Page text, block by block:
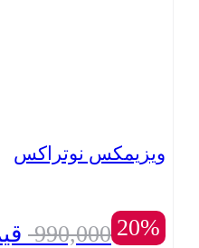
ویزیمکس نوتراکس
20%
990,000